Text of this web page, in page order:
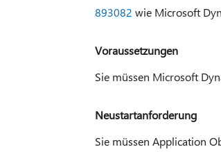
893082 wie Microsoft
Voraussetzungen
Sie müssen Microsoft
Neustartanforderung
Sie müssen Application